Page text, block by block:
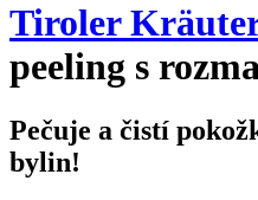
Tiroler
peeling s
Pečuje a čistí
bylin!